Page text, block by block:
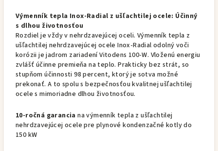
Výmenník tepla Inox-Radial z ušľachtilej ocele: Účinný
s dlhou životnosťou
Rozdiel je vždy v nehrdzavejúcej oceli. Výmenník tepla z
ušľachtilej nehrdzavejúcej ocele Inox-Radial odolný voči
korózii je jadrom zariadení Vitodens 100-W. Vloženú energiu
zvlášť účinne premieňa na teplo. Prakticky bez strát, so
stupňom účinnosti 98 percent, ktorý je sotva možné
prekonať. A to spolu s bezpečnosťou kvalitnej ušľachtilej
ocele s mimoriadne dlhou životnosťou.
10-ročná garancia na výmenník tepla z ušľachtilej
nehrdzavejúcej ocele pre plynové kondenzačné kotly do
150 kW